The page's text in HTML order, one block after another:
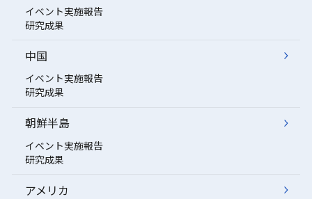
イベント実施報告
研究成果
中国
イベント実施報告
研究成果
朝鮮半島
イベント実施報告
研究成果
アメリカ